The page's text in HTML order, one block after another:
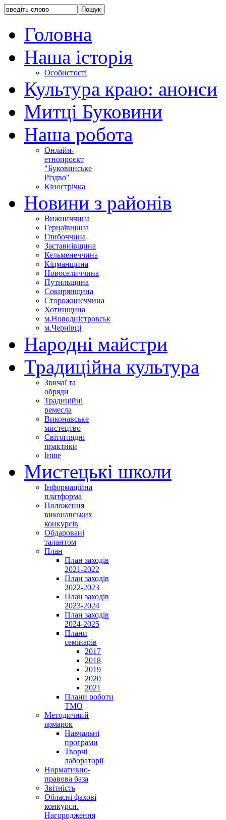
Головна
Наша історія
Особистості
Культура краю: анонси
Митці Буковини
Наша робота
Онлайн-
етнопроєкт
"Буковинське
Різдво"
Кінострічка
Новини з районів
Вижниччина
Герцаївщина
Глибоччина
Заставнівщина
Кельменеччина
Кіцманщина
Новоселиччина
Путильщина
Сокирянщина
Сторожинеччина
Хотинщина
м.Новодністровськ
м.Чернівці
Народні майстри
Традиційна культура
Звичаї та
обряди
Традиційні
ремесла
Виконавське
мистецтво
Світоглядні
практики
Інше
Мистецькі школи
Інформаційна
платформа
Положення
виконавських
конкурсів
Обдаровані
талантом
План
План заходів
2021-2022
План заходів
2022-2023
План заходів
2023-2024
План заходів
2024-2025
Плани
семінарів
2017
2018
2019
2020
2021
Плани роботи
ТМО
Методичний
ярмарок
Навчальні
програми
Творчі
лабораторії
Нормативно-
правова база
Звітність
Обласні фахові
конкурси.
Нагородження